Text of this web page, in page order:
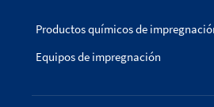
Productos químicos de
Equipos de impregnación